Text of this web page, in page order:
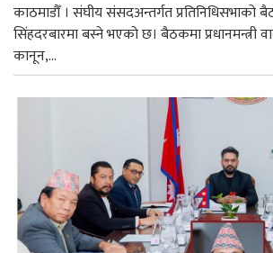
काठमाडौँ । संघीय संसदअन्तर्गत
सिंहदरबारमा बस्ने भएको छ। बैठकमा प्रधानमन्त्री
कानून,...